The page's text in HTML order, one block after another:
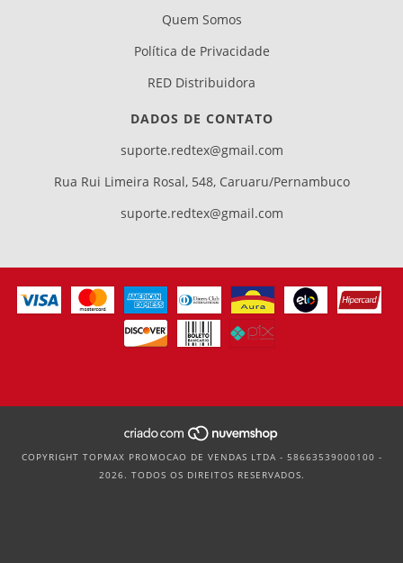
Quem Somos
Política de Privacidade
RED Distribuidora
DADOS DE CONTATO
suporte.redtex@gmail.com
Rua Rui Limeira Rosal, 548, Caruaru/Pernambuco
suporte.redtex@gmail.com
COPYRIGHT TOPMAX PROMOCAO DE VENDAS LTDA - 58663539000100 -
2026. TODOS OS DIREITOS RESERVADOS.